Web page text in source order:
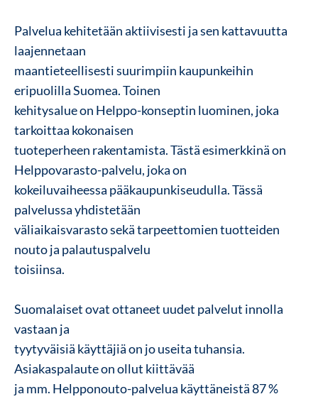
Palvelua kehitetään aktiivisesti ja sen kattavuutta
laajennetaan
maantieteellisesti suurimpiin kaupunkeihin
eripuolilla Suomea. Toinen
kehitysalue on Helppo-konseptin luominen, joka
tarkoittaa kokonaisen
tuoteperheen rakentamista. Tästä esimerkkinä on
Helppovarasto-palvelu, joka on
kokeiluvaiheessa pääkaupunkiseudulla. Tässä
palvelussa yhdistetään
väliaikaisvarasto sekä tarpeettomien tuotteiden
nouto ja palautuspalvelu
toisiinsa.
Suomalaiset ovat ottaneet uudet palvelut innolla
vastaan ja
tyytyväisiä käyttäjiä on jo useita tuhansia.
Asiakaspalaute on ollut kiittävää
ja mm. Helpponouto-palvelua käyttäneistä 87 %